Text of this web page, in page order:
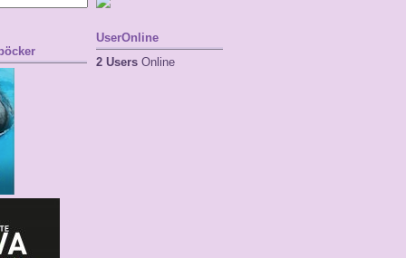
UserOnline
2 Users Online